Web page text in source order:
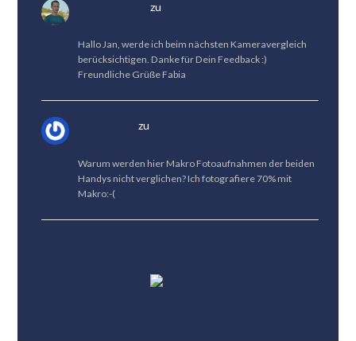
zu
Hallo Jan, werde ich beim nächsten Kameravergleich
berücksichtigen. Danke für Dein Feedback :)
Freundliche Grüße Fabia
zu
Warum werden hier Makro Fotoaufnahmen der beiden
Handys nicht verglichen? Ich fotografiere 70% mit
Makro:-(